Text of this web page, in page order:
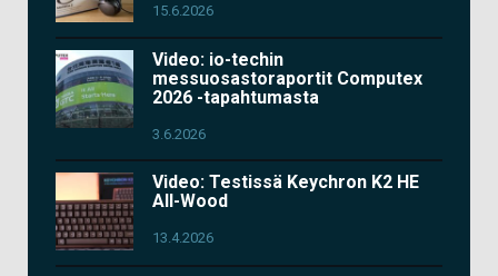
15.6.2026
Video: io-techin
messuosastoraportit Computex
2026 -tapahtumasta
3.6.2026
Video: Testissä Keychron K2 HE
All-Wood
13.4.2026